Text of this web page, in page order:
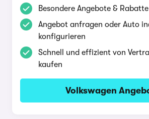
Besondere Angebote &
Angebot anfragen oder Auto
konfigurieren
Schnell und effizient von
kaufen
Volkswagen